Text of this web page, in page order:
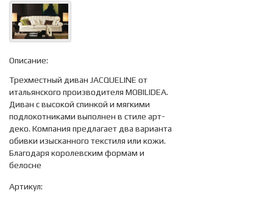
Описание:
Трехместный диван JACQUELINE от
итальянского производителя MOBILIDEA.
Диван с высокой спинкой и мягкими
подлокотниками выполнен в стиле арт-
деко. Компания предлагает два варианта
обивки изысканного текстиля или кожи.
Благодаря королевским формам и
белосне
Артикул: